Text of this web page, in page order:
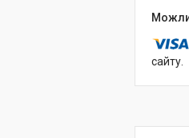
сайту.